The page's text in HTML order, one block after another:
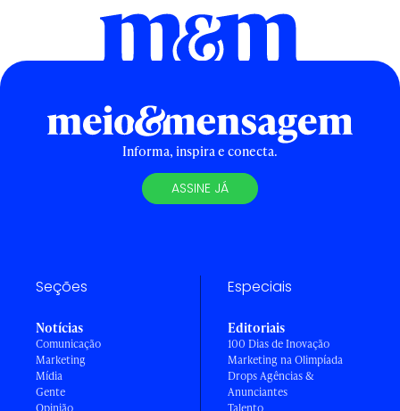
Informa, inspira e conecta.
ASSINE JÁ
Seções
Notícias
Comunicação
Marketing
Mídia
Gente
Especiais
Editoriais
100 Dias de Inovação
Marketing na Olimpíada
Drops Agências &
Anunciantes